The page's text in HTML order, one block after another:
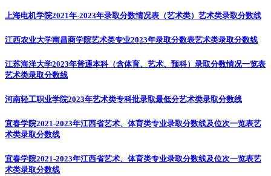
上海电机学院2021年-2023年录取分数情况表（艺术类） 艺术类录取分数线
江西农业大学南昌商学院艺术类专业2023年录取分数表艺术类录取分数线
江苏海洋大学2023年普通本科（含体育、艺术、预科）录取分数情况一览表
艺术类录取分数线
河南轻工职业学院2023年艺术类专科批录取最低分艺术类录取分数线
宜春学院2021-2023年江西省艺术、体育类专业录取分数线及位次一览表艺
术类录取分数线
宜春学院2021-2023年江西省艺术、体育类专业录取分数线及位次一览表艺
术类录取分数线